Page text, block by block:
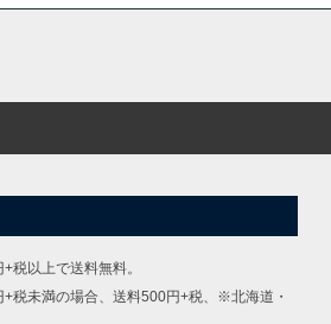
税以上で送料無料。
税未満の場合、送料500円+税、※北海道・